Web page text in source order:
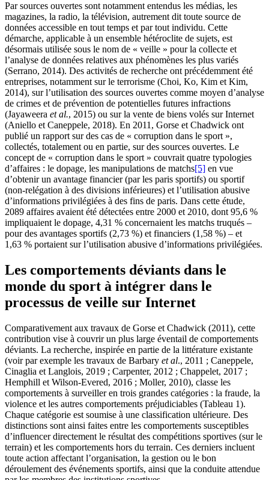
Par sources ouvertes sont notamment entendus les médias, les
magazines, la radio, la télévision, autrement dit toute source de
données accessible en tout temps et par tout individu. Cette
démarche, applicable à un ensemble hétéroclite de sujets, est
désormais utilisée sous le nom de « veille » pour la collecte et
l’analyse de données relatives aux phénomènes les plus variés
(Serrano, 2014). Des activités de recherche ont précédemment été
entreprises, notamment sur le terrorisme (Choi, Ko, Kim et Kim,
2014), sur l’utilisation des sources ouvertes comme moyen d’analyse
de crimes et de prévention de potentielles futures infractions
(Jayaweera et al., 2015) ou sur la vente de biens volés sur Internet
(Aniello et Caneppele, 2018). En 2011, Gorse et Chadwick ont
publié un rapport sur des cas de « corruption dans le sport »,
collectés, totalement ou en partie, sur des sources ouvertes. Le
concept de « corruption dans le sport » couvrait quatre typologies
d’affaires : le dopage, les manipulations de matchs[5] en vue
d’obtenir un avantage financier (par les paris sportifs) ou sportif
(non-relégation à des divisions inférieures) et l’utilisation abusive
d’informations privilégiées à des fins de paris. Dans cette étude,
2089 affaires avaient été détectées entre 2000 et 2010, dont 95,6 %
impliquaient le dopage, 4,31 % concernaient les matchs truqués –
pour des avantages sportifs (2,73 %) et financiers (1,58 %) – et
1,63 % portaient sur l’utilisation abusive d’informations privilégiées.
Les comportements déviants dans le
monde du sport à intégrer dans le
processus de veille sur Internet
Comparativement aux travaux de Gorse et Chadwick (2011), cette
contribution vise à couvrir un plus large éventail de comportements
déviants. La recherche, inspirée en partie de la littérature existante
(voir par exemple les travaux de Barbary et al., 2011 ; Caneppele,
Cinaglia et Langlois, 2019 ; Carpenter, 2012 ; Chappelet, 2017 ;
Hemphill et Wilson-Evered, 2016 ; Moller, 2010), classe les
comportements à surveiller en trois grandes catégories : la fraude, la
violence et les autres comportements préjudiciables (Tableau 1).
Chaque catégorie est soumise à une classification ultérieure. Des
distinctions sont ainsi faites entre les comportements susceptibles
d’influencer directement le résultat des compétitions sportives (sur le
terrain) et les comportements hors du terrain. Ces derniers incluent
toute action affectant l’organisation, la gestion ou le bon
déroulement des événements sportifs, ainsi que la conduite attendue